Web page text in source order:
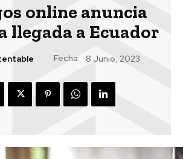
online anuncia
llegada a Ecuador
Fecha: 8 Junio, 2023